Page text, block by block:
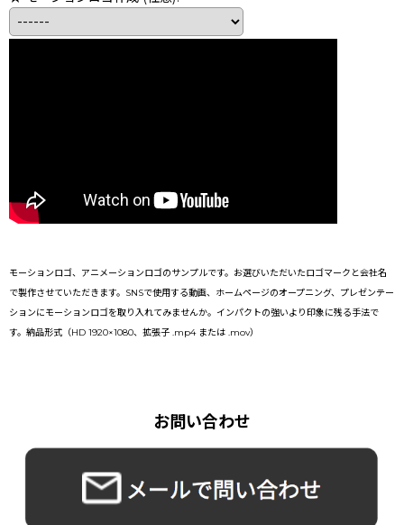
モーションロゴ、アニメーションロゴのサンプルです。お選びいただいたロゴマークと会社名
で製作させていただきます。SNSで使用する動画、ホームページのオープニング、プレゼンテー
ションにモーションロゴを取り入れてみませんか。インパクトの強いより印象に残る手法で
す。納品形式（HD 1920×1080、拡張子 .mp4 または .mov）
お問い合わせ